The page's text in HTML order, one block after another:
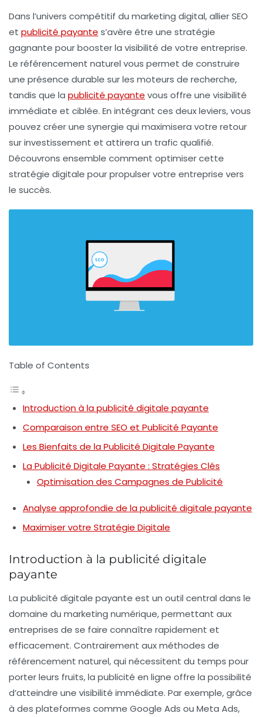
Dans l’univers compétitif du marketing digital, allierSEO
et publicité payante s’avère être une stratégie
gagnante pour booster la visibilité de votre entreprise.
Le référencement naturel vous permet de construire
une présence durable sur les moteurs de recherche,
tandis que la publicité payante vous offre une visibilité
immédiate et ciblée. En intégrant ces deux leviers, vous
pouvez créer une synergie qui maximisera votre retour
sur investissement et attirera un trafic qualifié.
Découvrons ensemble comment optimiser cette
stratégie digitale pour propulser votre entreprise vers
le succès.
Table of Contents
Introduction à la publicité digitale payante
Comparaison entre SEO et Publicité Payante
Les Bienfaits de la Publicité Digitale Payante
La Publicité Digitale Payante : Stratégies Clés
Optimisation des Campagnes de Publicité
Analyse approfondie de la publicité digitale payante
Maximiser votre Stratégie Digitale
Introduction à la publicité digitale
payante
La publicité digitale payante est un outil central dans le
domaine du marketing numérique, permettant aux
entreprises de se faire connaître rapidement et
efficacement. Contrairement aux méthodes de
référencement naturel, qui nécessitent du temps pour
porter leurs fruits, la publicité en ligne offre la possibilité
d’atteindre une visibilité immédiate. Par exemple, grâce
à des plateformes comme Google Ads ou Meta Ads,